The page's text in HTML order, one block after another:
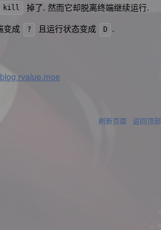
kill
掉了. 然而它却脱离终端继续运行.
变成 ? 且运行状态变成 D
.
刷新页面 返回顶部